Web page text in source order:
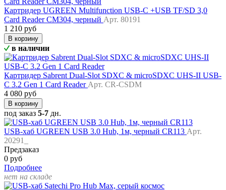
Картридер UGREEN Multifunction USB-C +USB TF/SD 3,0
Card Reader CM304, черный Арт. 80191
1 210 руб
В корзину
в наличии
Картридер Sabrent Dual-Slot SDXC & microSDXC UHS-II USB-
C 3.2 Gen 1 Card ReaderАрт. CR-CSDM
4 080 руб
В корзину
под заказ 5-7 дн.
USB-хаб UGREEN USB 3.0 Hub, 1м, черный CR113 Арт.
20291_
Предзаказ
0 руб
Подробнее
нет на складе